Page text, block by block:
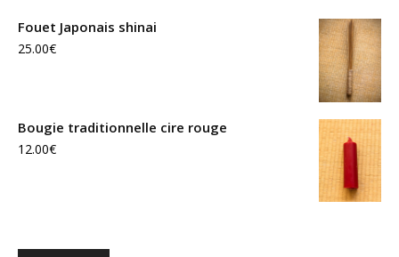
Fouet Japonais shinai
25.00€
Bougie traditionnelle cire rouge
12.00€